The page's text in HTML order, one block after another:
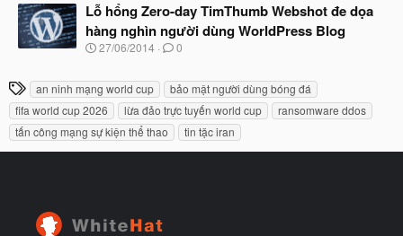
t
đ
ầ
u
y
ắ
t
ầ
u
Lỗ hổng Zero-day TimThumb Webshot đe dọa
hàng nghìn người dùng WorldPress Blog
N
y
b
ắ
t
27/06/2014 0
T
h
ẻ
an ninh mạng world cup
bảo mật người dùng bóng đá
fifa world cup 2026
lừa đảo trực tuyến world cup
ransomware ddos
tấn công mạng sự kiện thể thao
tin tặc iran